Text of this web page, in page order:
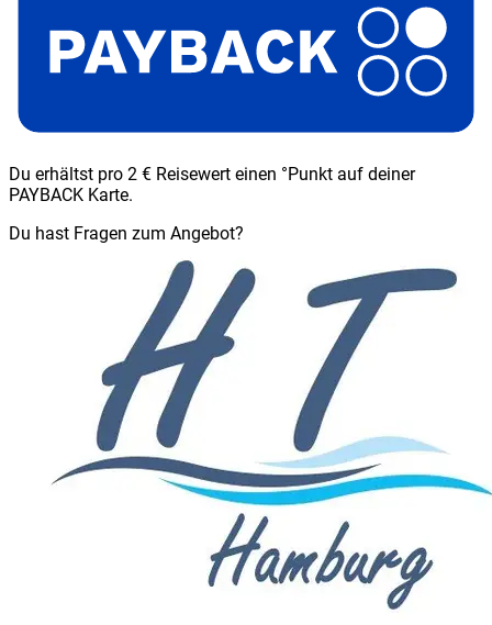
Du erhältst pro 2 € Reisewert einen °Punkt auf deiner
PAYBACK Karte.
Du hast Fragen zum Angebot?